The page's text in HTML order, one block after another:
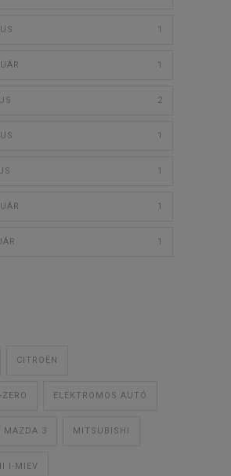
1
1
2
1
1
1
1
CITROËN
ELEKTROMOS AUTÓ
MAZDA 3 MITSUBISHI
I-MIEV